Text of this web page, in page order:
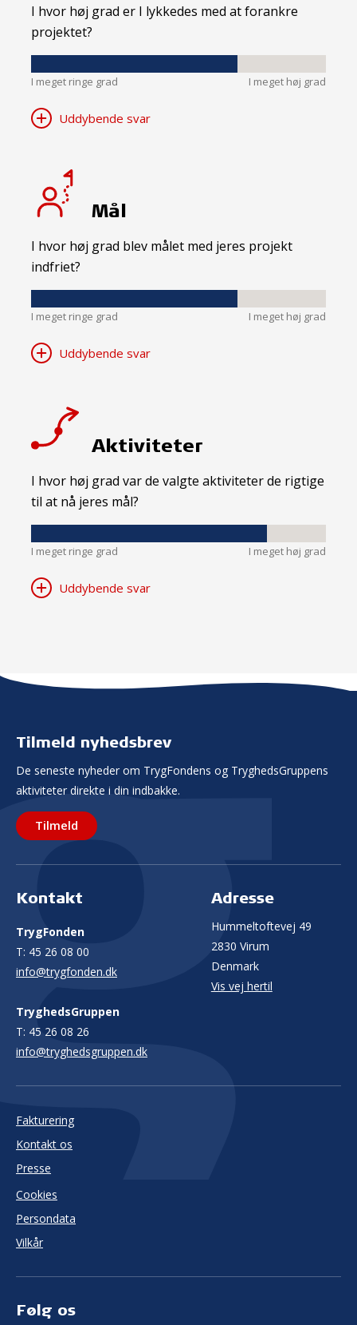
I hvor høj grad er I lykkedes med at forankre
projektet?
I meget ringe grad I meget høj grad
Uddybende svar
Mål
I hvor høj grad blev målet med jeres projekt
indfriet?
I meget ringe grad I meget høj grad
Uddybende svar
Aktiviteter
I hvor høj grad var de valgte aktiviteter de rigtige
til at nå jeres mål?
I meget ringe grad I meget høj grad
Uddybende svar
Tilmeld nyhedsbrev
De seneste nyheder om TrygFondens og TryghedsGruppens
aktiviteter direkte i din indbakke.
Tilmeld
Kontakt
TrygFonden
T: 45 26 08 00
info@trygfonden.dk
TryghedsGruppen
T: 45 26 08 26
info@tryghedsgruppen.dk
Adresse
Hummeltoftevej 49
2830 Virum
Denmark
Vis vej hertil
Fakturering
Kontakt os
Presse
Cookies
Persondata
Vilkår
Følg os